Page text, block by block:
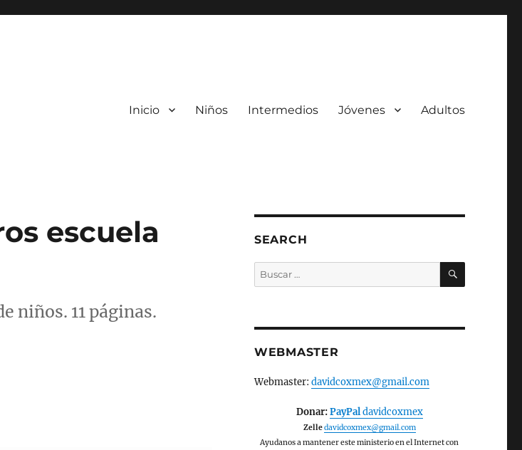
Inicio Niños Intermedios Jóvenes Adultos
escuela
niños. 11 páginas.
SEARCH
Buscar
por:
BUSCAR
WEBMASTER
Webmaster: davidcoxmex@gmail.com
Donar:PayPaldavidcoxmex
Zelledavidcoxmex@gmail.com
Ayudanos a mantener este ministerio en el Internet con